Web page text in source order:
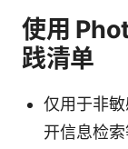
使用
践清单
仅用于非
开信息检索